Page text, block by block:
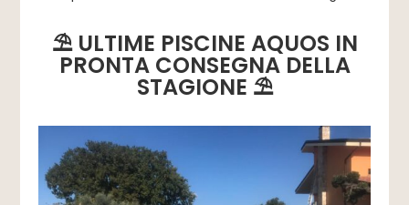
⛱ ULTIME PISCINE AQUOS IN
PRONTA CONSEGNA DELLA
STAGIONE ⛱